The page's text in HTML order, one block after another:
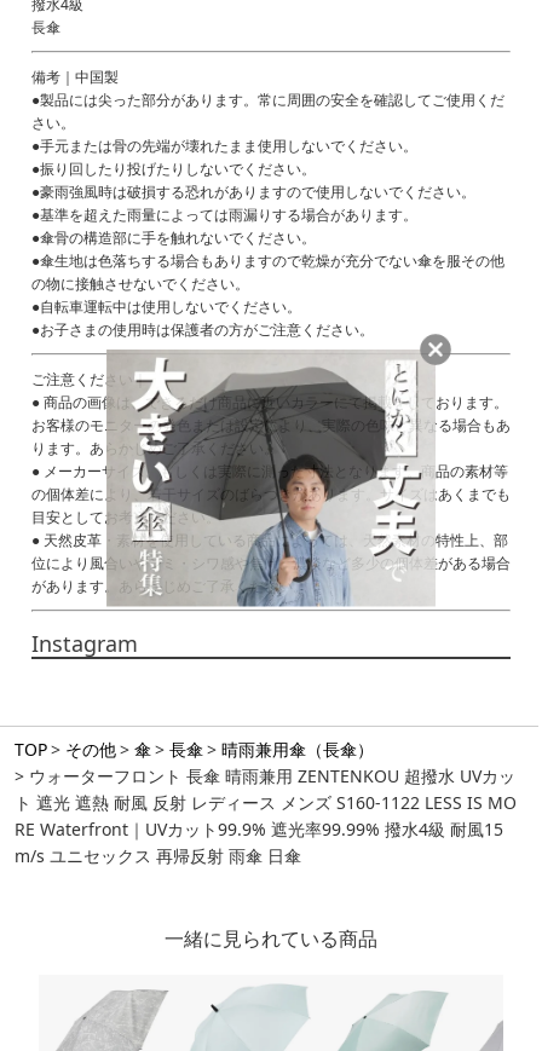
TOP その他 傘 長傘
晴雨兼用傘（長傘）
ウォーターフロント 長傘 晴雨兼用 ZENTENKOU 超撥水 UVカッ
ト 遮光 遮熱 耐風 反射 レディース メンズ S160-1122 LESS IS MO
RE Waterfront｜UVカット99.9% 遮光率99.99% 撥水4級 耐風15
m/s ユニセックス 再帰反射 雨傘 日傘
長傘
備考｜中国製
●製品には尖った部分があります。常に周囲の安全を確認してご使用くだ
さい。
●手元または骨の先端が壊れたまま使用しないでください。
●振り回したり投げたりしないでください。
●豪雨強風時は破損する恐れがありますので使用しないでください。
●基準を超えた雨量によっては雨漏りする場合があります。
●傘骨の構造部に手を触れないでください。
●傘生地は色落ちする場合もありますので乾燥が充分でない傘を服その他
の物に接触させないでください。
●自転車運転中は使用しないでください。
●お子さまの使用時は保護者の方がご注意ください。
ご注意ください｜
● 商品の画像は、できるだけ商品に近いカラーにて掲載をしております。
お客様のモニターの発色または設定により、実際の色味と異なる場合もあ
ります。あらかじめご了承ください。
● メーカーサイズ、もしくは実際に測った寸法となります。商品の素材等
の個体差により、若干サイズのばらつきがあります。サイズはあくまでも
目安としてお考えください。
● 天然皮革・素材を使用している商品によっては、天然素材の特性上、部
位により風合いやシミ・シワ感や焦げ、濃淡など多少の個体差がある場合
があります。あらかじめご了承ください。
Instagram
一緒に見られている商品